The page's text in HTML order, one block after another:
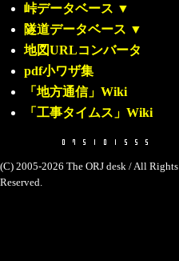
峠データベース ▼
隧道データベース ▼
地図URLコンバータ
pdf小ワザ集
「地方通信」Wiki
「工事タイムス」Wiki
(C) 2005-2026 The ORJ desk / All Rights
Reserved.